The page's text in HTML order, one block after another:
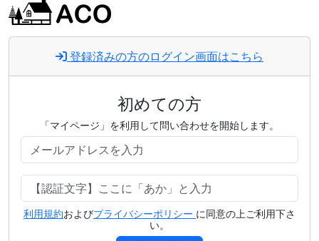
登録済みの方のログイン画面はこちら
初めての方
「マイページ」を利用して問い合わせを開始します。
利用規約およびプライバシーポリシー に同意の上ご利用下さ
い。